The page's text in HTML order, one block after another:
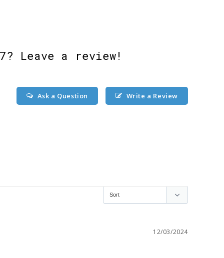
Leave a review!
Write a Review
Ask a Question
12/03/2024